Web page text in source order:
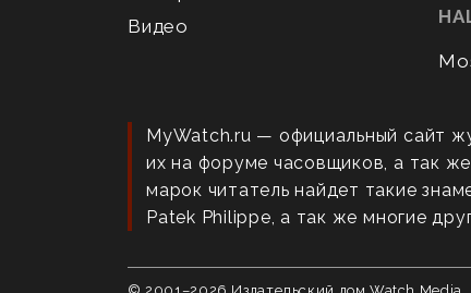
Видео
MyWatch.ru — официальный сайт
их на форуме часовщиков, а так
марок читатель найдет такие
Patek Philippe, а так же многие